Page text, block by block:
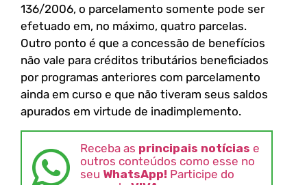
136/2006, o parcelamento somente pode ser
efetuado em, no máximo, quatro parcelas.
Outro ponto é que a concessão de benefícios
não vale para créditos tributários beneficiados
por programas anteriores com parcelamento
ainda em curso e que não tiveram seus saldos
apurados em virtude de inadimplemento.
Receba as principais notícias e
outros conteúdos como esse no
seu WhatsApp! Participe do